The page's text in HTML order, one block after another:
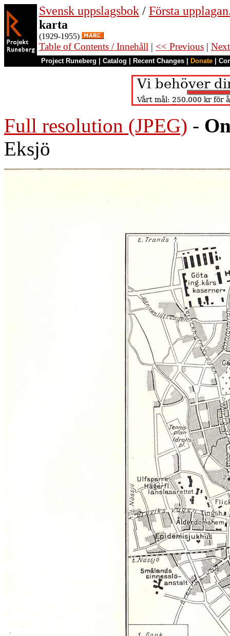
Svensk uppslagsbok / Första
karta
(1929-1955)
Table of Contents / Innehåll | << Previous |
Project Runeberg Catalog Recent Changes Donate
Full resolution (JPEG) -
Eksjö